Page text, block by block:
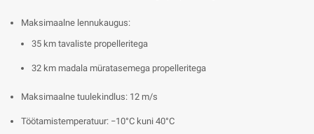
Maksimaalne lennukaugus:
35 km tavaliste propelleritega
32 km madala müratasemega propelleritega
Maksimaalne tuulekindlus: 12 m/s
Töötamistemperatuur: −10°C kuni 40°C